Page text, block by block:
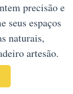
precisão e
seus espaços
naturais,
artesão.